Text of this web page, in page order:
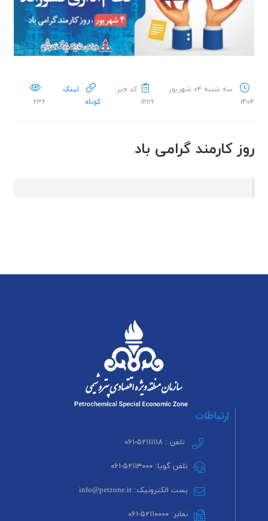
سه شنبه ۰۴ شهریور
۱۴۰۴
کد خبر:
۱۲۱۱۹
لینک
کوتاه
۲۳۶
روز کارمند گرامی باد
ارتباطات
تلفن : ۵۲۱۱۱۱۱۸-۰۶۱
تلفن گویا: ۵۲۱۱۳۰۰۰-۰۶۱
پست الکترونیک: info@petzone.ir
نمابر: ۵۲۱۱۰۰۰۰-۰۶۱